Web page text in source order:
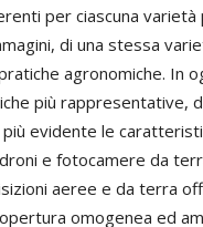
per ciascuna
di una stessa
agronomiche. In
più rappresentative,
evidente le
e fotocamere da
aeree e da terra
omogenea ed